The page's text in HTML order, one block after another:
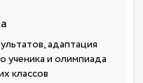
адаптация
ученика и олимпиада
классов